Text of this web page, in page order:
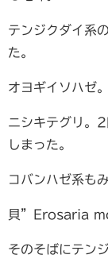
テンジクダイ系
た。
オヨギイソハゼ
ニシキテグリ。
しまった。
コバンハゼ系も
貝”Erosaria
そのそばにテン